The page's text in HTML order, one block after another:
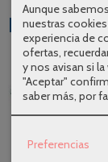
Productos
-25 %
Repisa Anari
cromo de Pyp
Aunque
nuestras
experiencia de
ofertas,
y nos avisan si
"Aceptar"
saber más, por
Preferencias